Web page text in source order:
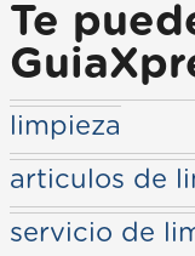
Te
limpieza
articulos de
servicio de